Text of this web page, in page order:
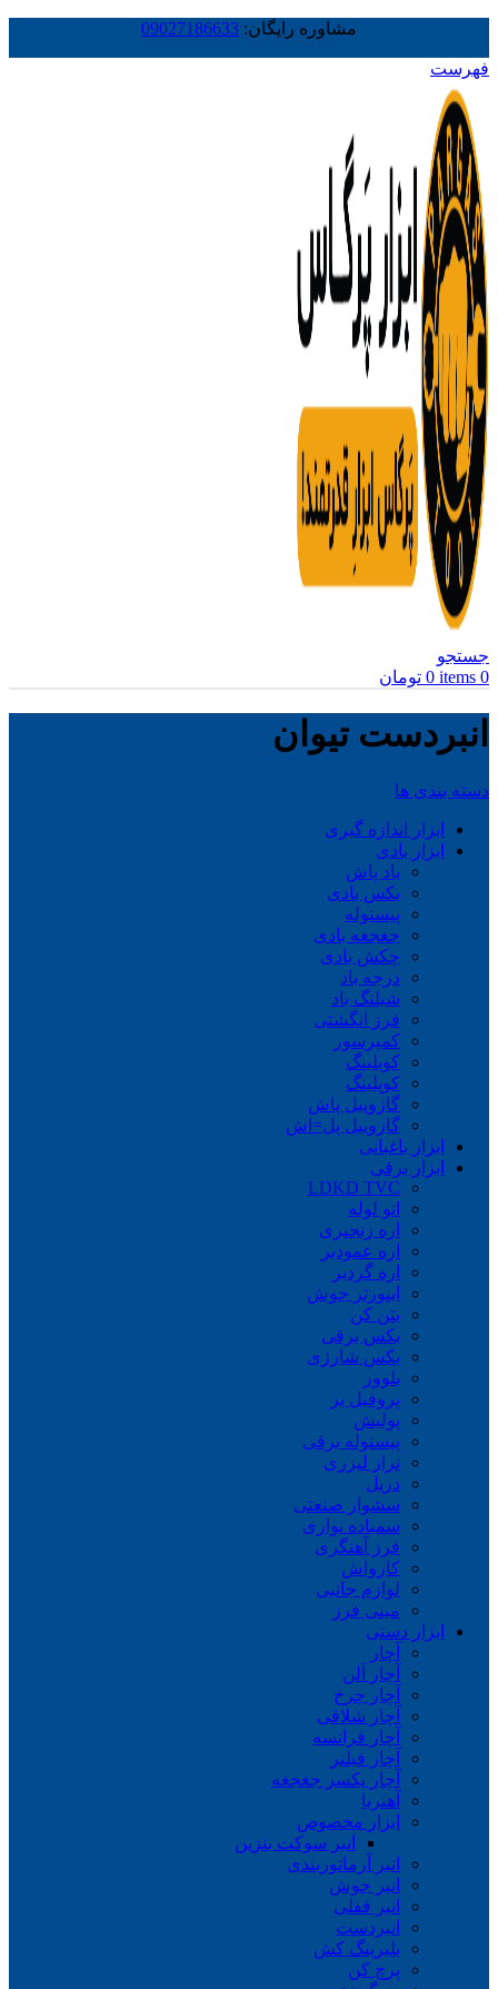
مشاوره رایگان: 09027186633
فهرست
جستجو
0
items
0 تومان
انبردست تیوان
دسته بندی ها
ابزار اندازه گیری
ابزار بادی
باد پاش
بکس بادی
پیستوله
جغجغه بادی
چکش بادی
درجه باد
شیلنگ باد
فرز انگشتی
کمپرسور
کوبلینگ
کوپلینگ
گازوییل پاش
گازوییل پل=اش
ابزار باغبانی
ابزار برقی
LDKD TVC
اتو لوله
اره زنجیری
اره عمودبر
اره گردبر
اینورتر جوش
بتن کن
بکس برقی
بکس شارژی
بلوور
پروفیل بر
پولیش
پیستوله برقی
تراز لیزری
دریل
سشوار صنعتی
سمباده نواری
فرز آهنگری
کارواش
لوازم جانبی
مینی فرز
ابزار دستی
آچار
آچار آلن
آچار چرخ
آچار شلاقی
آچار فرانسه
آچار فیلتر
آچار یکسر جغجغه
آهنربا
ابزار مخصوص
انبر سوکت بنزین
انبر آرماتوربندی
انبر جوش
انبر قفلی
انبردست
بلبرینگ کش
پرچ کن